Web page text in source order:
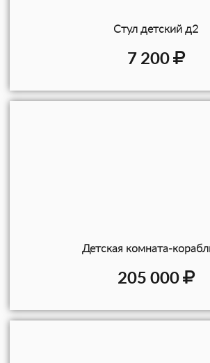
Стул детский д2
7 200
Детская комната-
205 000